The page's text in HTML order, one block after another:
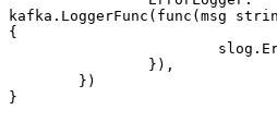
kafka. LoggerFunc ( func (msg
{
			slog.
		}),
	})
}